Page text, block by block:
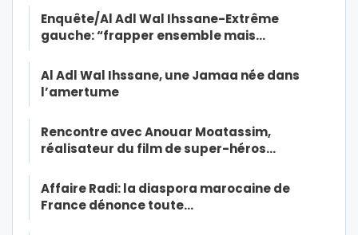
Enquête/Al Adl Wal Ihssane-Extrême
gauche: “frapper ensemble mais…
Al Adl Wal Ihssane, une Jamaa née dans
l’amertume
Rencontre avec Anouar Moatassim,
réalisateur du film de super-héros…
Affaire Radi: la diaspora marocaine de
France dénonce toute…